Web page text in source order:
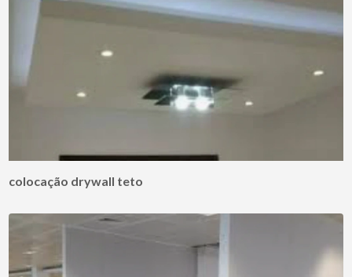
colocação drywall teto